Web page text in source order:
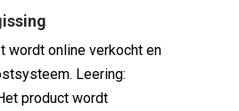
wordt online verkocht en
Leering:
product wordt